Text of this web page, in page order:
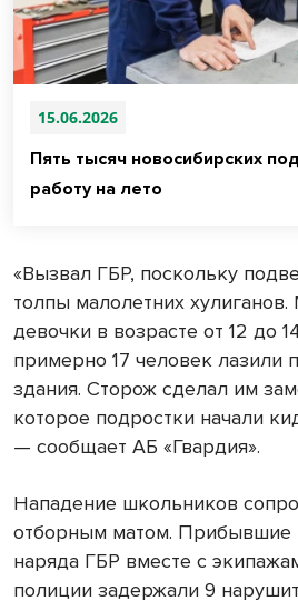
15.06.2026
Пять тысяч новосибирских
работу на лето
«Вызвал ГБР, поскольку
толпы малолетних
девочки в возрасте от 12 до
примерно 17 человек лазили
здания. Сторож сделал им
которое подростки начали
— сообщает АБ «Гвардия».
Нападение школьников
отборным матом. Прибывшие
наряда ГБР вместе с
полиции задержали 9